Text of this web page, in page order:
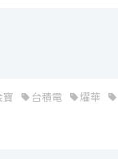
寶 台積電 燿華